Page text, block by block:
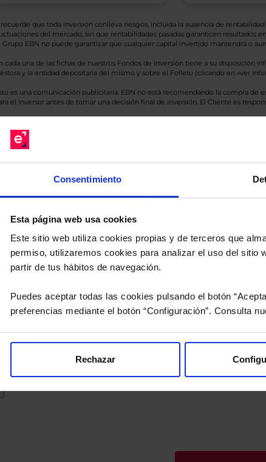
Consentimiento
Esta página web usa cookies
Este sitio web utiliza cookies propias y de terceros que
permiso, utilizaremos cookies para analizar el uso del sitio
partir de tus hábitos de navegación.
Puedes aceptar todas las cookies pulsando el botón
preferencias mediante el botón “Configuración”. Consulta
Rechazar
recuerde que toda inversión conlleva riesgos, incluida la ausencia de
del mercado, sin que rentabilidades pasadas garanticen resultados
Grupo EBN no puede garantizar que cualquier capital invertido mantendrá o
cada una de las fichas de nuestros Fondos de Inversión tiene a su disposición
y la entidad depositaria del mismo y sobre el Folleto (clicando en «ver
es una comunicación publicitaria. EBN no está recomendando la compra
el inversor antes de tomar una decisión final de inversión. El Cliente es
datos de rentabilidad mostrados hacen referencia a los Valores Liquidativos
a Valor Liquidativo actual con reinversión de dividendos si el fondo es de
Le hacemos un estudio
el archivoe indíquenos los ISINs de sus
sus alternativas de Clases Limpias con las que podrá